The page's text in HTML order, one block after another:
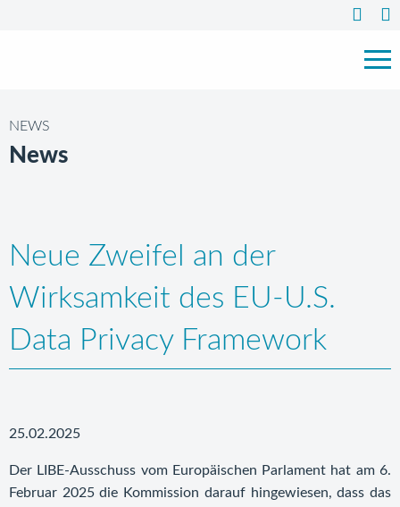
NEWS
News
Neue Zweifel an der
Wirksamkeit des EU-U.S.
Data Privacy Framework
25.02.2025
Der LIBE-Ausschuss vom Europäischen Parlament hat am 6.
Februar 2025 die Kommission darauf hingewiesen, dass das